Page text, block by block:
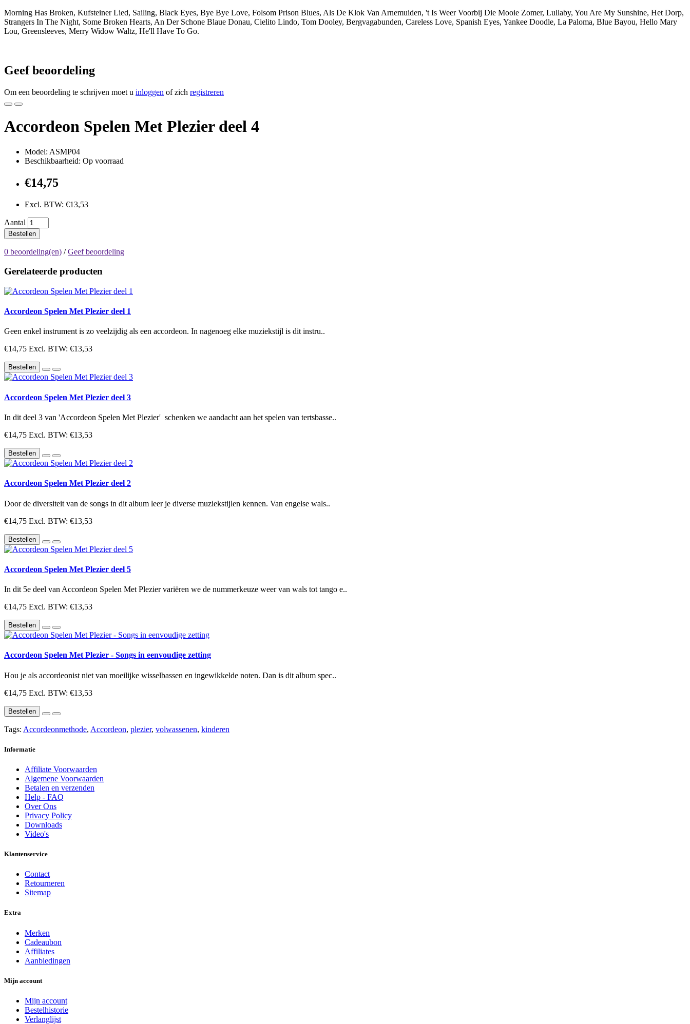
Morning Has Broken, Kufsteiner Lied, Sailing, Black Eyes, Bye Bye Love, Folsom Prison Blues, Als De Klok Van Arnemuiden, 't Is Weer Voorbij Die Mooie Zomer, Lullaby, You Are My Sunshine, Het Dorp,
Strangers In The Night, Some Broken Hearts, An Der Schone Blaue Donau, Cielito Lindo, Tom Dooley, Bergvagabunden, Careless Love, Spanish Eyes, Yankee Doodle, La Paloma, Blue Bayou, Hello Mary
Lou, Greensleeves, Merry Widow Waltz, He'll Have To Go.
Geef beoordeling
Om een beoordeling te schrijven moet u inloggen of zich registreren
Accordeon Spelen Met Plezier deel 4
Model: ASMP04
Beschikbaarheid: Op voorraad
€14,75
Excl. BTW: €13,53
Aantal
Bestellen
0 beoordeling(en) /Geef beoordeling
Gerelateerde producten
Accordeon Spelen Met Plezier deel 1
Geen enkel instrument is zo veelzijdig als een accordeon. In nagenoeg elke muziekstijl is dit instru..
€14,75 Excl. BTW: €13,53
Bestellen
Accordeon Spelen Met Plezier deel 3
In dit deel 3 van 'Accordeon Spelen Met Plezier' schenken we aandacht aan het spelen van tertsbasse..
€14,75 Excl. BTW: €13,53
Bestellen
Accordeon Spelen Met Plezier deel 2
Door de diversiteit van de songs in dit album leer je diverse muziekstijlen kennen. Van engelse wals..
€14,75 Excl. BTW: €13,53
Bestellen
Accordeon Spelen Met Plezier deel 5
In dit 5e deel van Accordeon Spelen Met Plezier variëren we de nummerkeuze weer van wals tot tango e..
€14,75 Excl. BTW: €13,53
Bestellen
Accordeon Spelen Met Plezier - Songs in eenvoudige zetting
Hou je als accordeonist niet van moeilijke wisselbassen en ingewikkelde noten. Dan is dit album spec..
€14,75 Excl. BTW: €13,53
Bestellen
Tags: Accordeonmethode, Accordeon, plezier, volwassenen, kinderen
Informatie
Affiliate Voorwaarden
Algemene Voorwaarden
Betalen en verzenden
Help - FAQ
Over Ons
Privacy Policy
Downloads
Video's
Klantenservice
Contact
Retourneren
Sitemap
Extra
Merken
Cadeaubon
Affiliates
Aanbiedingen
Mijn account
Mijn account
Bestelhistorie
Verlanglijst